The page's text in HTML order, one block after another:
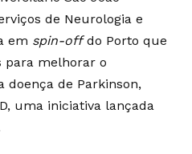
de Neurologia e
em spin-offdo Porto que
para melhorar o
de Parkinson,
uma iniciativa lançada